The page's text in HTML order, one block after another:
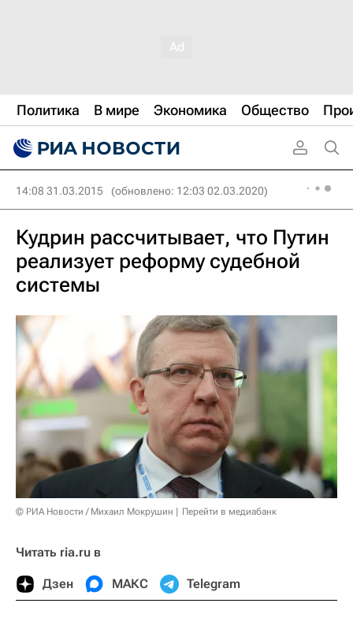
Политика В мире Экономика Общество
14:08 31.03.2015 (обновлено: 12:03 02.03.2020)
Кудрин рассчитывает, что Путин
реализует реформу судебной
системы
© РИА Новости / Михаил Мокрушин Перейти в медиабанк
Читать ria.ru в
Дзен МАКС Telegram